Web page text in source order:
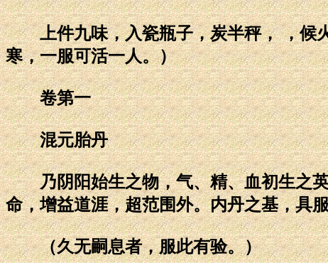
上件九味，入瓷瓶子，炭半秤， ，候火
寒，一服可活一人。）
卷第一
混元胎丹
乃阴阳始生之物，气、精、血初生之英
命，增益道涯，超范围外。内丹之基，具
（久无嗣息者，服此有验。）